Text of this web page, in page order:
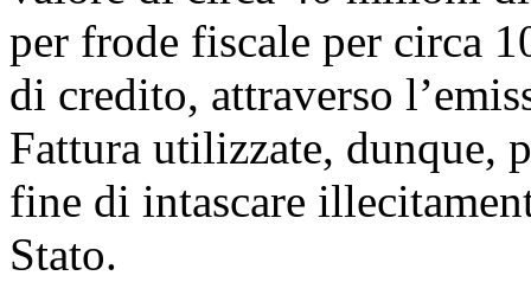
per frode fiscale per circa
di credito, attraverso
Fattura utilizzate, dunque,
fine di intascare
Stato.